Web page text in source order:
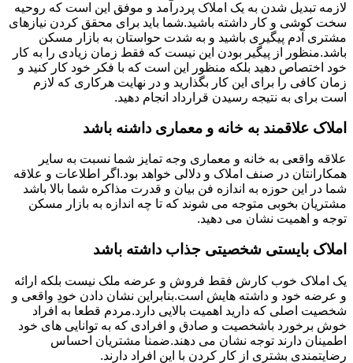
لازمه تبدیل شدن به یک املاک پردرآمد و موفق این است که روحیه
سخت کوشی و کار داشته باشید.شما باید برای محقق کردن نیازهای
مشتری آدم پیگیری باشید و به شدت حواستان به بازار مسکن
باشد.منظور از پیگیر بودن این نیست که فقط زمان زیادی را به کار
خود اختصاص دهید بلکه منظور این است که با فکر خود کار کنید و
زمان کافی را برای این کار بگذارید و در نهایت هرکاری که لازم
است برای به نتیجه رسیدن قرارداد انجام دهید.
املاک علاقمند به خانه و معماری داشنه باشد
علاقه واقعی به خانه و معماری وجه تمایز شما نسبت به سایر
همکارانتان در صنف املاک و دلالی خواهد بود.اگر اطلاعات و علاقه
شما در این حوزه به اندازه فن بیان و قدرت مذاکره شما بالا باشد
مشتریان بخوبی متوجه می شوند که تا چه اندازه به بازار مسکن
توجه و اهمیت نشان می دهید.
املاک بایستی شخصیتی جذاب داشته باشد
یک املاک خوب کارش فقط فروش و عرضه ملک نیست بلکه ارائه
و عرضه خود و داشته هایش است.بنابراین نشان دادن خودِ واقعی و
شخصیت اصلی که دارید اهمیت بالایی دارد.مردم قطعا به افراد
خوش برخورد باشخصیت و صادق و افرادی که به توانایی های خود
اطمینان دارند توجه نشان می دهند.ضمنا مشتریان احساس
رضایتمندی بشتری از کار کردن با این افراد دارند.